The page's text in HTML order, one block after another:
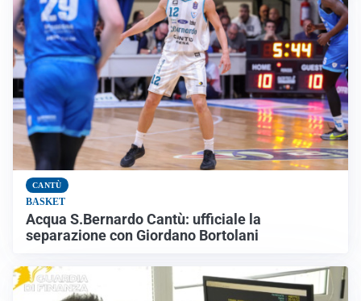
CANTÙ
BASKET
Acqua S.Bernardo Cantù: ufficiale la
separazione con Giordano Bortolani